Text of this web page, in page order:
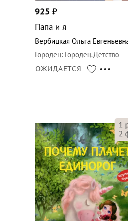
925₽
Папа и я
Вербицкая Ольга
Городец: Городец.Детство
ОЖИДАЕТСЯ
1
2